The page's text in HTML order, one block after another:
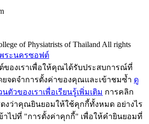
of Physiatrists of Thailand All rights
ระนครซอฟต์
ของเราเพื่อให้คุณได้รับประสบการณ์ที่
ยจดจำการตั้งค่าของคุณและเข้าชมซ้ำ ดู
ตัวของเราเพื่อเรียนรู้เพิ่มเติม การคลิก
งว่าคุณยินยอมให้ใช้คุกกี้ทั้งหมด อย่างไร
ไปที่ "การตั้งค่าคุกกี้" เพื่อให้คำยินยอมที่